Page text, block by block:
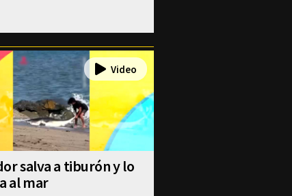
salva a tiburón y lo
al mar